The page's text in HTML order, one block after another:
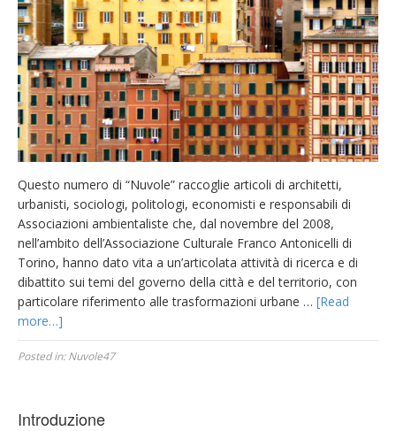
Questo numero di “Nuvole” raccoglie articoli di architetti,
urbanisti, sociologi, politologi, economisti e responsabili di
Associazioni ambientaliste che, dal novembre del 2008,
nell’ambito dell’Associazione Culturale Franco Antonicelli di
Torino, hanno dato vita a un’articolata attività di ricerca e di
dibattito sui temi del governo della città e del territorio, con
particolare riferimento alle trasformazioni urbane … [Read
more…]
Posted in:Nuvole47
Introduzione